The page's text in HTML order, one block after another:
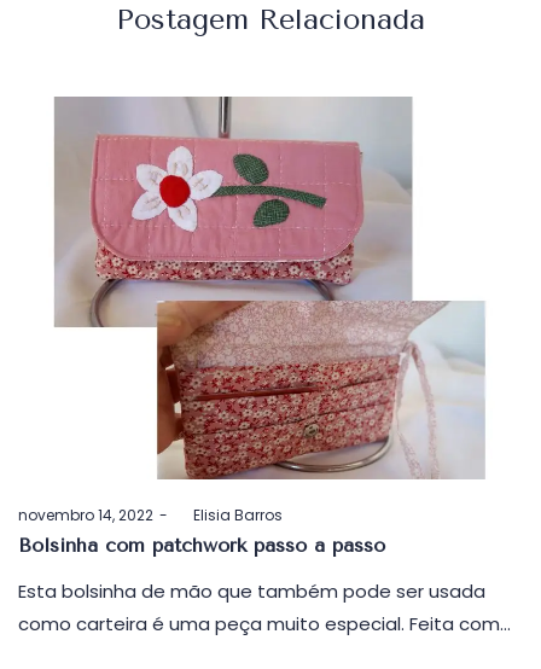
Postagem Relacionada
Postado
em
novembro 14, 2022 byElisia Barros
Bolsinha com patchwork passo a passo
Esta bolsinha de mão que também pode ser usada
como carteira é uma peça muito especial. Feita com…